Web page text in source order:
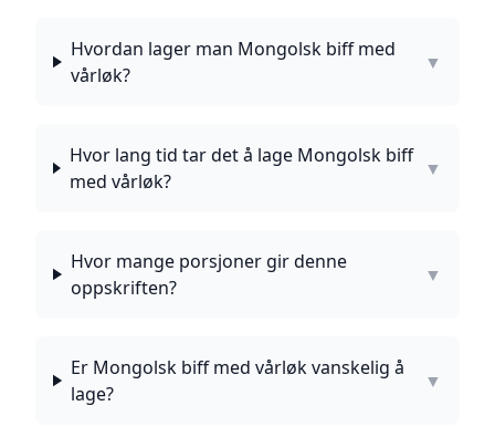
Hvordan lager man Mongolsk biff med
vårløk?
▼
Hvor lang tid tar det å lage Mongolsk biff
med vårløk?
▼
Hvor mange porsjoner gir denne
oppskriften?
▼
Er Mongolsk biff med vårløk vanskelig å
lage?
▼